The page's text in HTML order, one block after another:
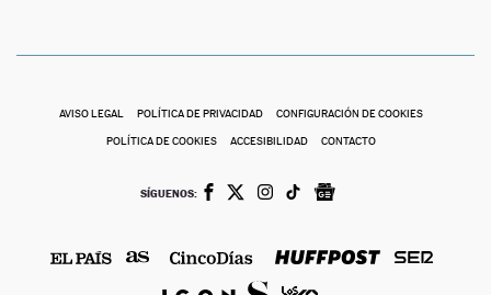
AVISO LEGAL POLÍTICA DE PRIVACIDAD CONFIGURACIÓN DE COOKIES
POLÍTICA DE COOKIES ACCESIBILIDAD CONTACTO
SÍGUENOS: